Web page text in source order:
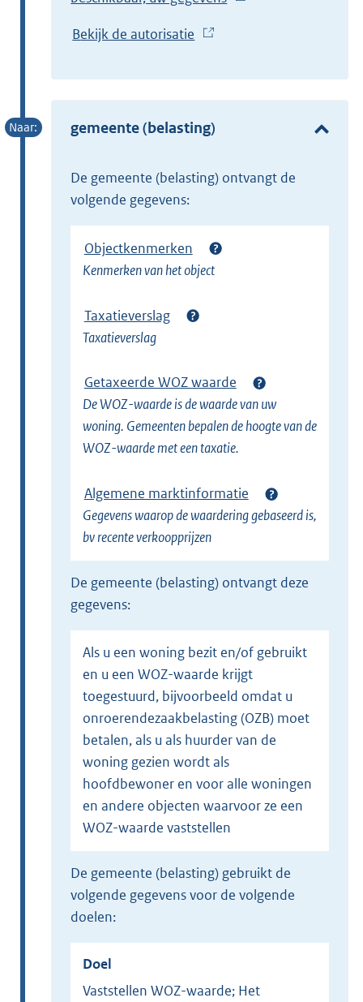
e
l
Bekijk de autorisatie
x
t
e
e
i
k
gemeente (belasting)
de gemeente (belasting) ontvangt de
volgende gegevens:
Objectkenmerken
Kenmerken van het object
Taxatieverslag
Taxatieverslag
Getaxeerde WOZ waarde
De WOZ-waarde is de waarde van uw
woning. Gemeenten bepalen de hoogte van de
WOZ-waarde met een taxatie.
Algemene marktinformatie
Gegevens waarop de waardering gebaseerd is,
bv recente verkoopprijzen
de gemeente (belasting) ontvangt deze
gegevens:
Als u een woning bezit en/of gebruikt
en u een WOZ-waarde krijgt
toegestuurd, bijvoorbeeld omdat u
onroerendezaakbelasting (OZB) moet
betalen, als u als huurder van de
woning gezien wordt als
hoofdbewoner en voor alle woningen
en andere objecten waarvoor ze een
WOZ-waarde vaststellen
de gemeente (belasting) gebruikt de
volgende gegevens voor de volgende
doelen:
Doel
Vaststellen WOZ-waarde; Het